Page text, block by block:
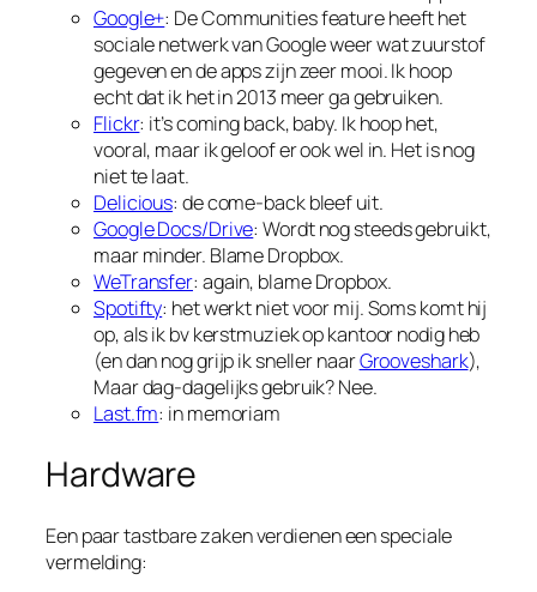
Google+: De Communities feature heeft het
sociale netwerk van Google weer wat zuurstof
gegeven en de apps zijn zeer mooi. Ik hoop
echt dat ik het in 2013 meer ga gebruiken.
Flickr: it’s coming back, baby. Ik hoop het,
vooral, maar ik geloof er ook wel in. Het is nog
niet te laat.
Delicious: de come-back bleef uit.
Google Docs/Drive: Wordt nog steeds gebruikt,
maar minder. Blame Dropbox.
WeTransfer: again, blame Dropbox.
Spotifty: het werkt niet voor mij. Soms komt hij
op, als ik bv kerstmuziek op kantoor nodig heb
(en dan nog grijp ik sneller naarGrooveshark),
Maar dag-dagelijks gebruik? Nee.
Last.fm: in memoriam
Hardware
Een paar tastbare zaken verdienen een speciale
vermelding: